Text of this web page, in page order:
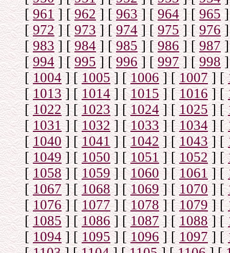
[961] [962] [963] [964] [965]
[972] [973] [974] [975] [976]
[983] [984] [985] [986] [987]
[994] [995] [996] [997] [998]
[1004] [1005] [1006] [1007] [
[1013] [1014] [1015] [1016] [
[1022] [1023] [1024] [1025] [
[1031] [1032] [1033 ] [1034] [
[1040] [1041] [1042] [1043] [
[1049] [1050] [1051] [1052] [
[1058] [1059] [1060] [1061] [
[1067] [1068] [1069] [1070] [
[1076] [1077] [1078] [1079] [
[1085] [1086] [1087] [1088] [
[1094] [1095] [1096 ] [1097] [